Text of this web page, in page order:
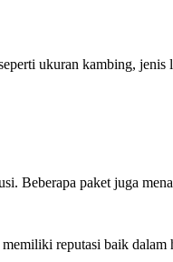
ukuran kambing, jenis
Beberapa paket juga
reputasi baik dalam